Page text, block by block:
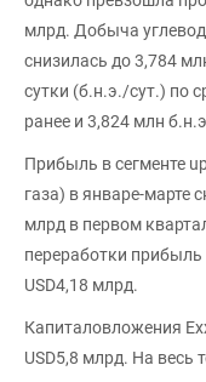
млрд. Добыча
снизилась до 3,784
сутки (б.н.э./сут.) по
ранее и 3,824 млн
Прибыль в сегменте
газа) в январе-марте
млрд в первом
переработки прибыль
USD4,18 млрд.
Капиталовложения
USD5,8 млрд. На весь